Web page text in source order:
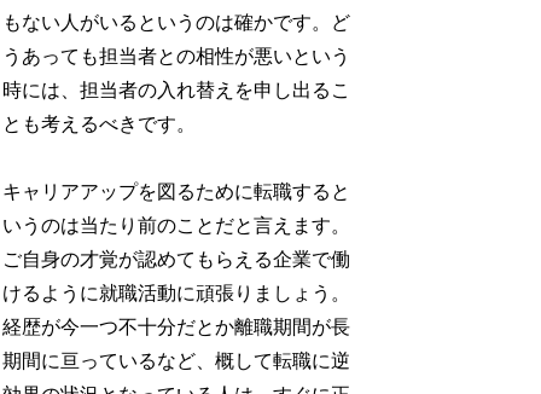
もない人がいるというのは確かです。ど
うあっても担当者との相性が悪いという
時には、担当者の入れ替えを申し出るこ
とも考えるべきです。
キャリアアップを図るために転職すると
いうのは当たり前のことだと言えます。
ご自身の才覚が認めてもらえる企業で働
けるように就職活動に頑張りましょう。
経歴が今一つ不十分だとか離職期間が長
期間に亘っているなど、概して転職に逆